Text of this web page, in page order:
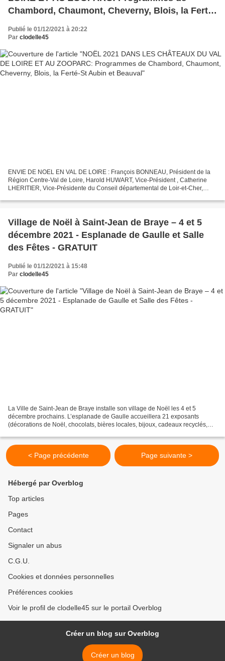
Chambord, Chaumont, Cheverny, Blois, la Ferté-
St Aubin et Beauval
Publié le 01/12/2021 à 20:22
Par clodelle45
ENVIE DE NOEL EN VAL DE LOIRE : François BONNEAU, Président de la
Région Centre-Val de Loire, Harold HUWART, Vice-Président , Catherine
LHERITIER, Vice-Présidente du Conseil départemental de Loir-et-Cher,
Village de Noël à Saint-Jean de Braye – 4 et 5
décembre 2021 - Esplanade de Gaulle et Salle
des Fêtes - GRATUIT
Publié le 01/12/2021 à 15:48
Par clodelle45
La Ville de Saint-Jean de Braye installe son village de Noël les 4 et 5
décembre prochains. L’esplanade de Gaulle accueillera 21 exposants
(décorations de Noël, chocolats, bières locales, bijoux, cadeaux recyclés,
< Page précédente Page suivante >
Hébergé par Overblog
Top articles
Pages
Contact
Signaler un abus
C.G.U.
Cookies et données personnelles
Préférences cookies
Voir le profil de clodelle45 sur le portail Overblog
Créer un blog sur Overblog
Créer un blog